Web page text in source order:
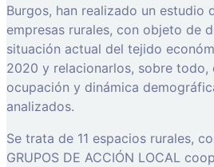
Burgos, han realizado un estudio
empresas rurales, con objeto de
situación actual del tejido
2020 y relacionarlos, sobre todo,
ocupación y dinámica
analizados.
Se trata de 11 espacios rurales,
GRUPOS DE ACCIÓN LOCAL